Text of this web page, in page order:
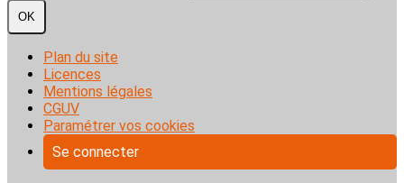
OK
Plan du site
Licences
Mentions légales
CGUV
Paramétrer vos cookies
Se connecter